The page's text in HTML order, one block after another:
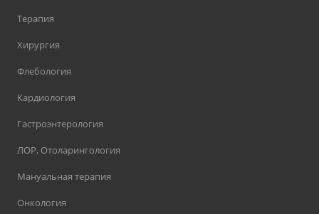
Терапия
Хирургия
Флебология
Кардиология
Гастроэнтерология
ЛОР, Отоларингология
Мануальная терапия
Онкология